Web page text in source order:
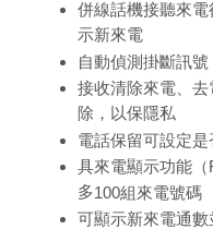
併線話機接聽來
示新來電
自動偵測掛斷訊
接收清除來電、
除，以保隱私
電話保留可設定
具來電顯示功能（
多100組來電號碼
可顯示新來電通